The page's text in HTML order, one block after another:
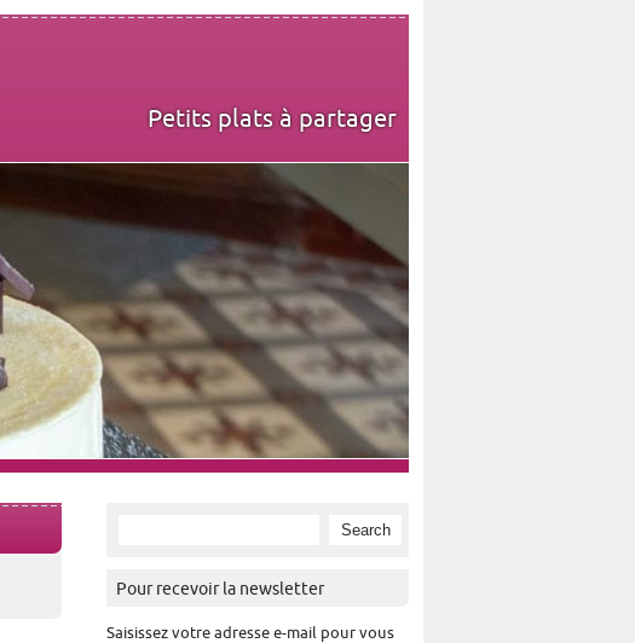
Petits plats à partager
Pour recevoir la newsletter
Saisissez votre adresse e-mail pour vous